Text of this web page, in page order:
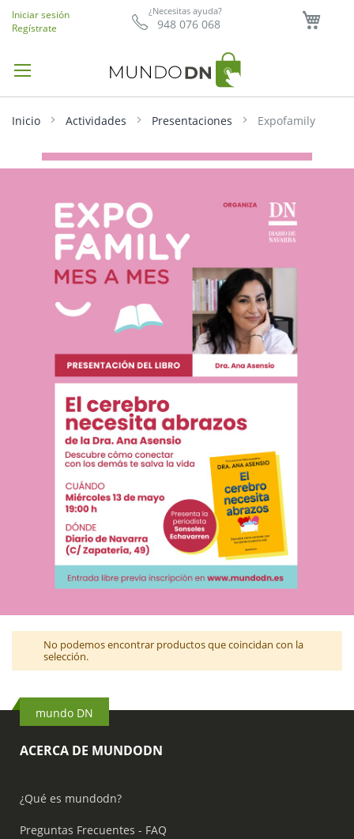
¿Necesitas ayuda?
948 076 068
Iniciar sesión
Regístrate
Inicio Actividades Presentaciones Expofamily
No podemos encontrar productos que coincidan con la
selección.
mundo DN
ACERCA DE MUNDODN
¿Qué es mundodn?
Preguntas Frecuentes - FAQ